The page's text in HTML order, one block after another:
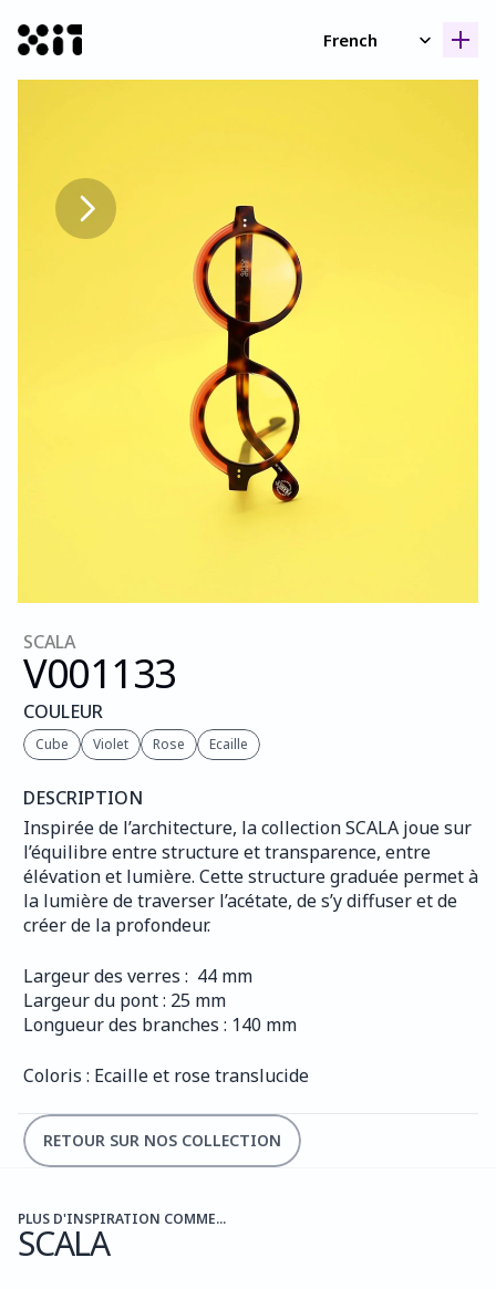
French
SCALA
V001133
COULEUR
Cube Violet Rose Ecaille
DESCRIPTION
Inspirée de l’architecture, la collection SCALA joue sur
l’équilibre entre structure et transparence, entre
élévation et lumière. Cette structure graduée permet à
la lumière de traverser l’acétate, de s’y diffuser et de
créer de la profondeur.
Largeur des verres :  44 mm
Largeur du pont : 25 mm
Longueur des branches : 140 mm
Coloris : Ecaille et rose translucide
RETOUR SUR NOS COLLECTION
PLUS D'INSPIRATION COMME...
SCALA